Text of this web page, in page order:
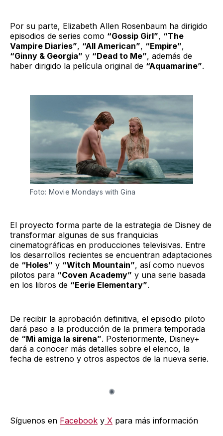
Por su parte, Elizabeth Allen Rosenbaum ha dirigido
episodios de series como “Gossip Girl”, “The
Vampire Diaries”, “All American”, “Empire”,
“Ginny & Georgia” y “Dead to Me”, además de
haber dirigido la película original de “Aquamarine”.
Foto: Movie Mondays with Gina
El proyecto forma parte de la estrategia de Disney de
transformar algunas de sus franquicias
cinematográficas en producciones televisivas. Entre
los desarrollos recientes se encuentran adaptaciones
de “Holes” y “Witch Mountain”, así como nuevos
pilotos para “Coven Academy” y una serie basada
en los libros de “Eerie Elementary”.
De recibir la aprobación definitiva, el episodio piloto
dará paso a la producción de la primera temporada
de “Mi amiga la sirena”. Posteriormente, Disney+
dará a conocer más detalles sobre el elenco, la
fecha de estreno y otros aspectos de la nueva serie.
Síguenos en Facebook y X para más información